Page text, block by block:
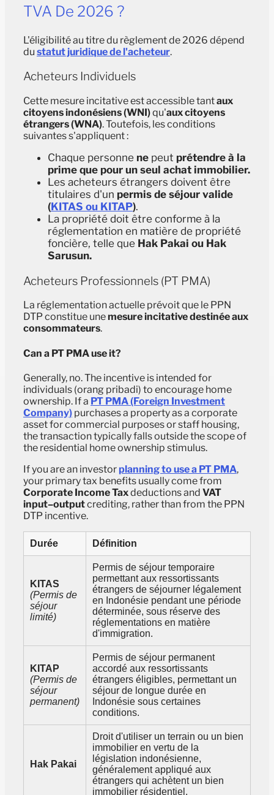
TVA De 2026 ?
L'éligibilité au titre du règlement de 2026 dépend
du statut juridique de l'acheteur.
Acheteurs Individuels
Cette mesure incitative est accessible tantaux
citoyens indonésiens (WNI)qu'aux citoyens
étrangers (WNA). Toutefois, les conditions
suivantes s'appliquent :
Chaque personne ne peut prétendre à la
prime que pour un seul achat immobilier.
Les acheteurs étrangers doivent être
titulaires d'un permis de séjour valide
(KITAS ou KITAP).
La propriété doit être conforme à la
réglementation en matière de propriété
foncière, telle que Hak Pakai ou Hak
Sarusun.
Acheteurs Professionnels (PT PMA)
La réglementation actuelle prévoit que le PPN
DTP constitue une mesure incitative destinée aux
consommateurs.
Can a PT PMA use it?
Generally, no. The incentive is intended for
individuals (orang pribadi) to encourage home
ownership. If a PT PMA (Foreign Investment
Company) purchases a property as a corporate
asset for commercial purposes or staff housing,
the transaction typically falls outside the scope of
the residential home ownership stimulus.
If you are an investor planning to use a PT PMA,
your primary tax benefits usually come from
Corporate Income Taxdeductions and VAT
input–outputcrediting, rather than from the PPN
DTP incentive.
Durée Définition
KITAS
(Permis de
séjour
limité)
Permis de séjour temporaire
permettant aux ressortissants
étrangers de séjourner légalement
en Indonésie pendant une période
déterminée, sous réserve des
réglementations en matière
d'immigration.
KITAP
(Permis de
séjour
permanent)
Permis de séjour permanent
accordé aux ressortissants
étrangers éligibles, permettant un
séjour de longue durée en
Indonésie sous certaines
conditions.
Hak Pakai
Droit d'utiliser un terrain ou un bien
immobilier en vertu de la
législation indonésienne,
généralement appliqué aux
étrangers qui achètent un bien
immobilier résidentiel.